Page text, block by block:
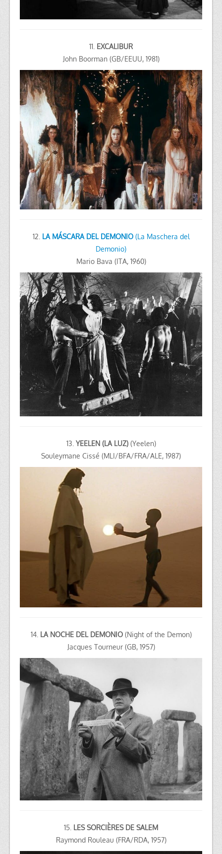
11. EXCALIBUR
John Boorman (GB/EEUU, 1981)
12. LA MÁSCARA DEL DEMONIO (La Maschera del
Demonio)
Mario Bava (ITA, 1960)
13. YEELEN (LA LUZ) (Yeelen)
Souleymane Cissé (MLI/BFA/FRA/ALE, 1987)
14. LA NOCHE DEL DEMONIO (Night of the Demon)
Jacques Tourneur (GB, 1957)
15. LES SORCIÈRES DE SALEM
Raymond Rouleau (FRA/RDA, 1957)